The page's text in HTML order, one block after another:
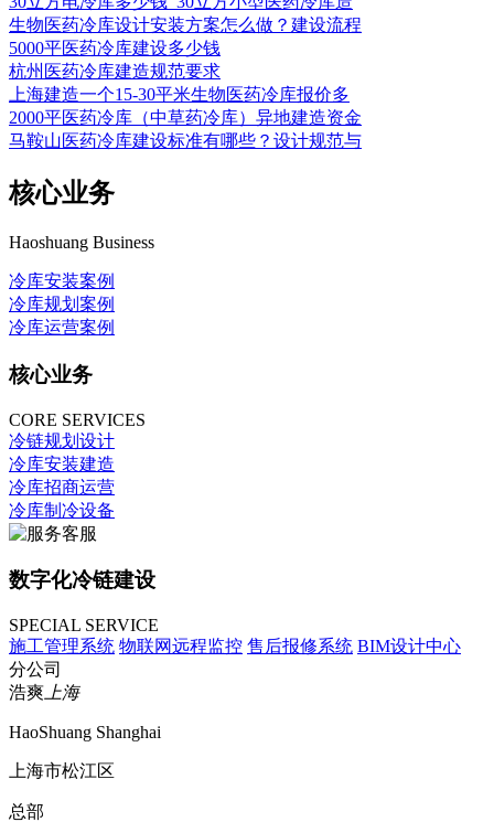
生物医药冷库设计安装方案怎么做？建设流程
5000平医药冷库建设多少钱
杭州医药冷库建造规范要求
上海建造一个15-30平米生物医药冷库报价多
2000平医药冷库（中草药冷库）异地建造资金
马鞍山医药冷库建设标准有哪些？设计规范与
核心业务
Haoshuang Business
冷库安装案例
冷库规划案例
冷库运营案例
核心业务
CORE SERVICES
冷链规划设计
冷库安装建造
冷库招商运营
冷库制冷设备
数字化冷链建设
SPECIAL SERVICE
施工管理系统 物联网远程监控 售后报修系统 BIM设计中心
分公司
浩爽 上海
HaoShuang Shanghai
上海市松江区
总部